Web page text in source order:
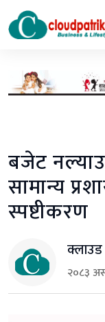
बजेट
सामान्य
स्पष्टीकरण
क्लाउड
२०८३